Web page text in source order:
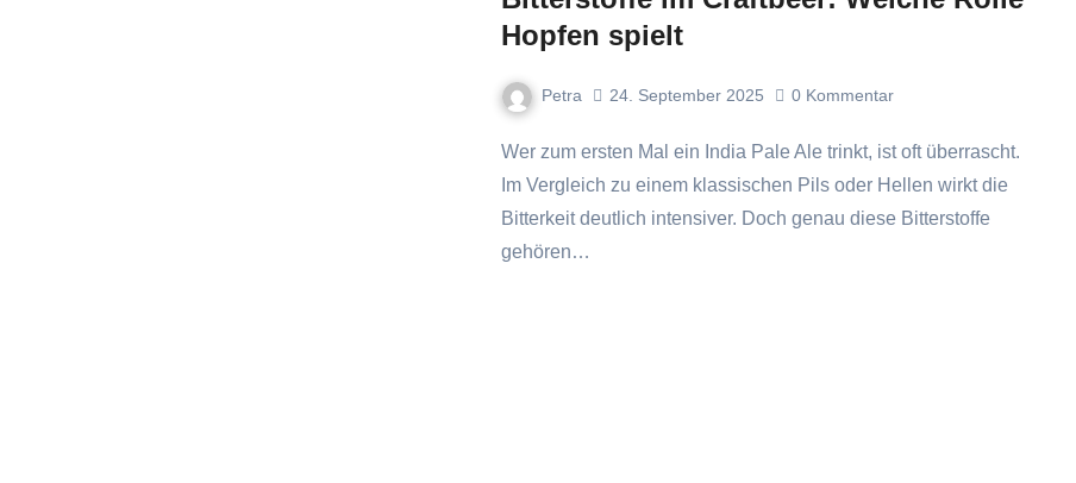
Hopfen spielt
Petra 24. September 2025 0 Kommentar
Wer zum ersten Mal ein India Pale Ale trinkt, ist oft überrascht.
Im Vergleich zu einem klassischen Pils oder Hellen wirkt die
Bitterkeit deutlich intensiver. Doch genau diese Bitterstoffe
gehören…